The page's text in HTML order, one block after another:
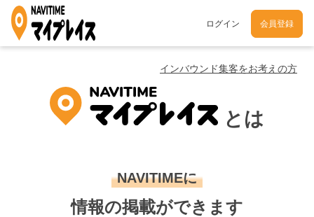
ログイン 会員登録
インバウンド集客をお考えの方
とは
NAVITIMEに
情報の掲載ができます